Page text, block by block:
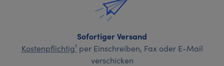
Sofortiger Versand
Kostenpflichtig¹ per Einschreiben, Fax oder E-Mail
verschicken